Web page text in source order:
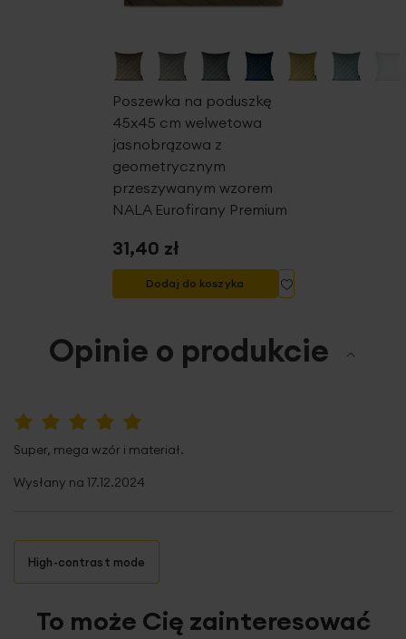
Dane techniczne:
szerokość: 45 cm
wysokosć 45 cm
skład: 100 % poliester
Poszewka na poduszkę
45x45 cm welwetowa
jasnobrązowa z
geometrycznym
przeszywanym wzorem
NALA Eurofirany Premium
31,40 zł
Dodaj do koszyka Dodaj do listy
Opinie o produkcie
Super, mega wzór i materiał.
Wysłany na 17.12.2024
High-contrast mode
To może Cię zainteresować